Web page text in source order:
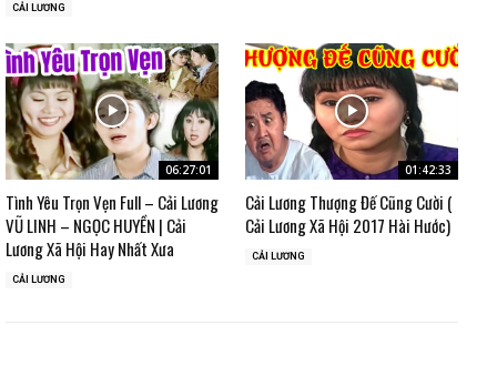
CẢI LƯƠNG
06:27:01
Tình Yêu Trọn Vẹn Full – Cải Lương
VŨ LINH – NGỌC HUYỀN | Cải
Lương Xã Hội Hay Nhất Xưa
CẢI LƯƠNG
01:42:33
Cải Lương Thượng Đế Cũng Cười (
Cải Lương Xã Hội 2017 Hài Hước)
CẢI LƯƠNG